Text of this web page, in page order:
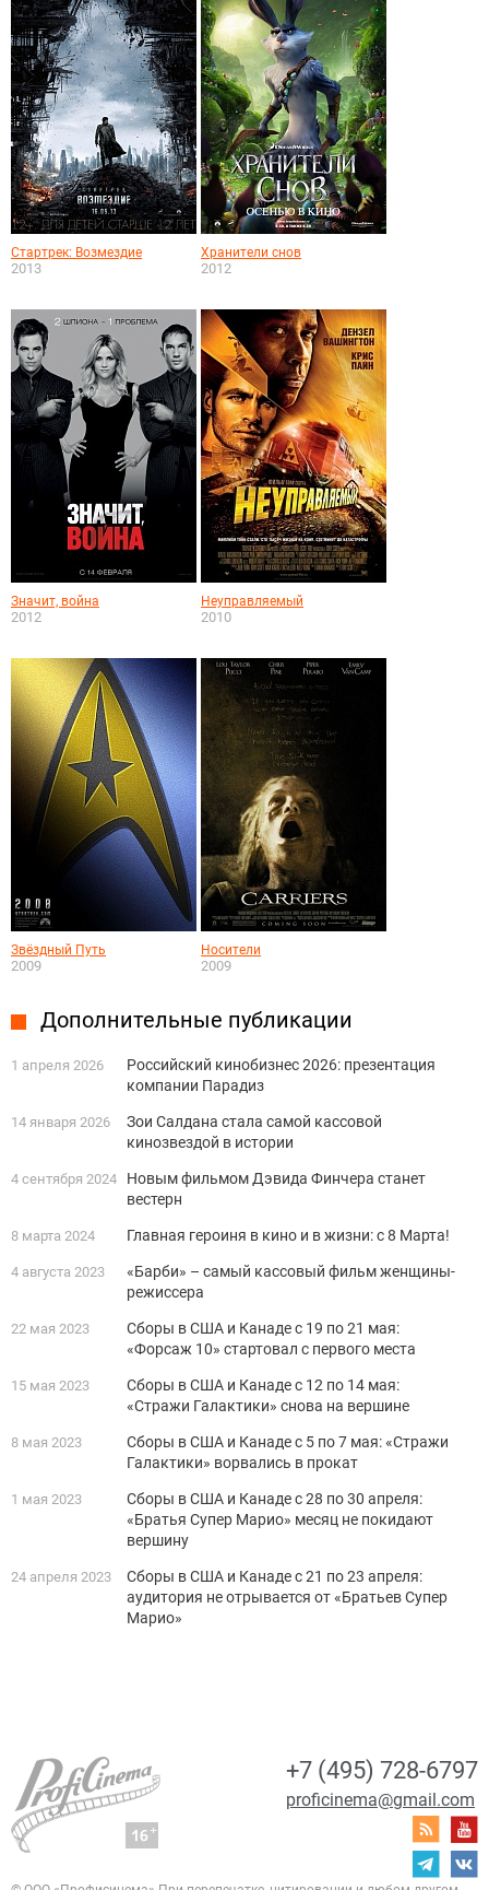
Стартрек: Возмездие
2013
Хранители снов
2012
Значит, война
2012
Неуправляемый
2010
Звёздный Путь
2009
Носители
2009
Дополнительные публикации
1 апреля 2026
Российский кинобизнес 2026: презентация
компании Парадиз
14 января 2026
Зои Салдана стала самой кассовой
кинозвездой в истории
4 сентября 2024
Новым фильмом Дэвида Финчера станет
вестерн
8 марта 2024 Главная героиня в кино и в жизни: с 8 Марта!
4 августа 2023
«Барби» – самый кассовый фильм женщины-
режиссера
22 мая 2023
Сборы в США и Канаде с 19 по 21 мая:
«Форсаж 10» стартовал с первого места
15 мая 2023
Сборы в США и Канаде с 12 по 14 мая:
«Стражи Галактики» снова на вершине
8 мая 2023
Сборы в США и Канаде с 5 по 7 мая: «Стражи
Галактики» ворвались в прокат
1 мая 2023
Сборы в США и Канаде с 28 по 30 апреля:
«Братья Супер Марио» месяц не покидают
вершину
24 апреля 2023
Сборы в США и Канаде с 21 по 23 апреля:
аудитория не отрывается от «Братьев Супер
Марио»
+7 (495) 728-6797
proficinema@gmail.com